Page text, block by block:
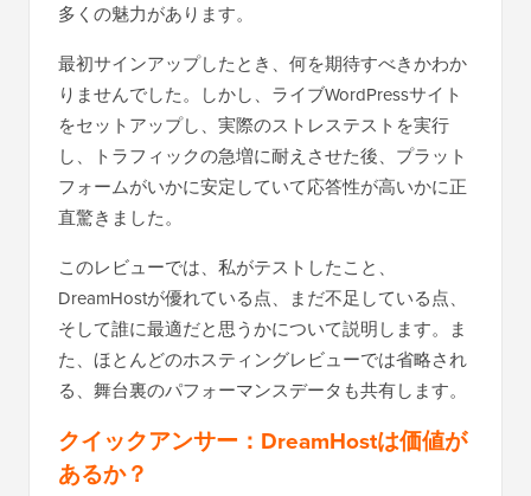
多くの魅力があります。
最初サインアップしたとき、何を期待すべきかわか
りませんでした。しかし、ライブWordPressサイト
をセットアップし、実際のストレステストを実行
し、トラフィックの急増に耐えさせた後、プラット
フォームがいかに安定していて応答性が高いかに正
直驚きました。
このレビューでは、私がテストしたこと、
DreamHostが優れている点、まだ不足している点、
そして誰に最適だと思うかについて説明します。ま
た、ほとんどのホスティングレビューでは省略され
る、舞台裏のパフォーマンスデータも共有します。
クイックアンサー：DreamHostは価値が
あるか？